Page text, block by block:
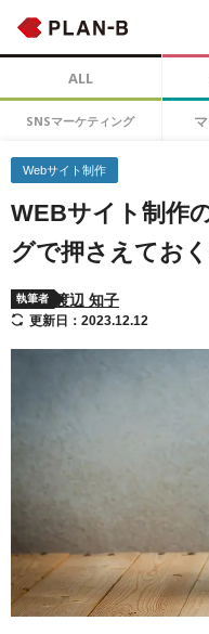
ALL
SNSマーケティング
Webサイト制作
WEBサイト制作
グで押さえてお
執筆者 渡辺 知子
更新日：2023.12.12